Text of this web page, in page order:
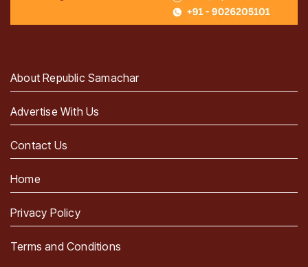
About Republic Samachar
Advertise With Us
Contact Us
Home
Privacy Policy
Terms and Conditions